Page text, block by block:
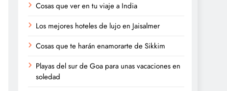
Cosas que ver en tu viaje a India
Los mejores hoteles de lujo en Jaisalmer
Cosas que te harán enamorarte de Sikkim
Playas del sur de Goa para unas vacaciones en
soledad